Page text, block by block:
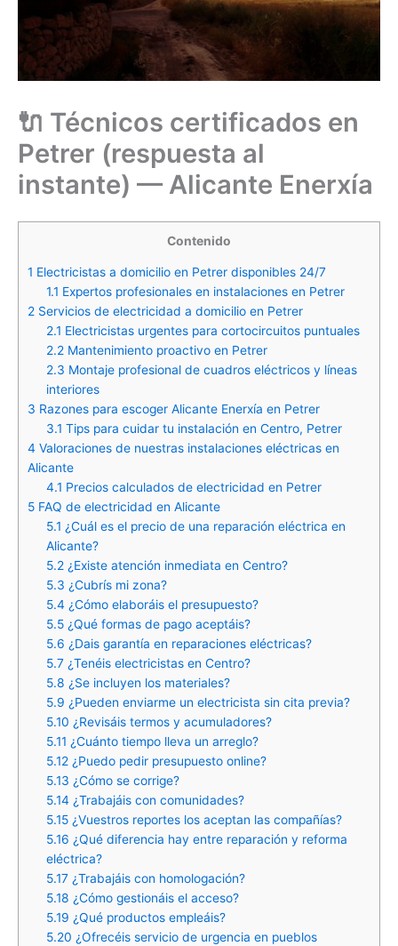
🔌 Técnicos certificados en
Petrer (respuesta al
instante) — Alicante Enerxía
Contenido
1 Electricistas a domicilio en Petrer disponibles 24/7
1.1 Expertos profesionales en instalaciones en Petrer
2 Servicios de electricidad a domicilio en Petrer
2.1 Electricistas urgentes para cortocircuitos puntuales
2.2Mantenimiento proactivo en Petrer
2.3 Montaje profesional de cuadros eléctricos y líneas
interiores
3 Razones para escoger Alicante Enerxía en Petrer
3.1 Tips para cuidar tu instalación en Centro, Petrer
4 Valoraciones de nuestras instalaciones eléctricas en
Alicante
4.1 Precios calculados de electricidad en Petrer
5 FAQ de electricidad en Alicante
5.1 ¿Cuál es el precio de una reparación eléctrica en
Alicante?
5.2¿Existe atención inmediata en Centro?
5.3 ¿Cubrís mi zona?
5.4 ¿Cómo elaboráis el presupuesto?
5.5¿Qué formas de pago aceptáis?
5.6 ¿Dais garantía en reparaciones eléctricas?
5.7¿Tenéis electricistas en Centro?
5.8 ¿Se incluyen los materiales?
5.9 ¿Pueden enviarme un electricista sin cita previa?
5.10 ¿Revisáis termos y acumuladores?
5.11 ¿Cuánto tiempo lleva un arreglo?
5.12¿Puedo pedir presupuesto online?
5.13 ¿Cómo se corrige?
5.14 ¿Trabajáis con comunidades?
5.15¿Vuestros reportes los aceptan las compañías?
5.16 ¿Qué diferencia hay entre reparación y reforma
eléctrica?
5.17¿Trabajáis con homologación?
5.18 ¿Cómo gestionáis el acceso?
5.19 ¿Qué productos empleáis?
5.20 ¿Ofrecéis servicio de urgencia en pueblos